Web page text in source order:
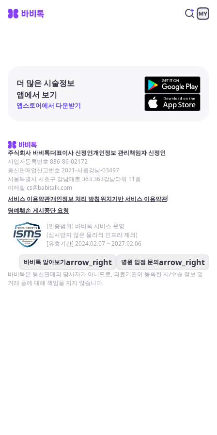
더 많은 시술정보
앱에서 보기
앱스토어에서 다운받기
주식회사 바비톡대표이사 신정인개인정보 관리책임자 신정인
사업자등록번호 836-86-02172
통신판매업신고번호 2021-서울강남-03497
서울특별시 서초구 강남대로 363 363강남타워 11층
이메일 cs@babitalk.com
서비스 이용약관개인정보 처리 방침위치기반 서비스 이용약관
명예훼손 게시중단 요청
[인증범위] 바비톡 서비스 운영
(심사받지 않은 물리적 인프라 제외)
[유효기간] 2024.02.07 ~ 2027.02.06
바비톡 알아보기arrow_right 병원 입점 문의arrow_right
바비톡은 통신판매의 당사자가 아니므로, 의료기관이 등록한 시/수술 정보 및
거래 등에 대해 책임을 지지 않습니다.